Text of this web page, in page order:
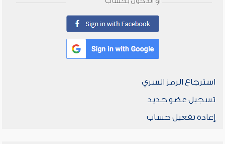
استرجاع الرمز السري
تسجيل عضو جديد
إعادة تفعيل حساب